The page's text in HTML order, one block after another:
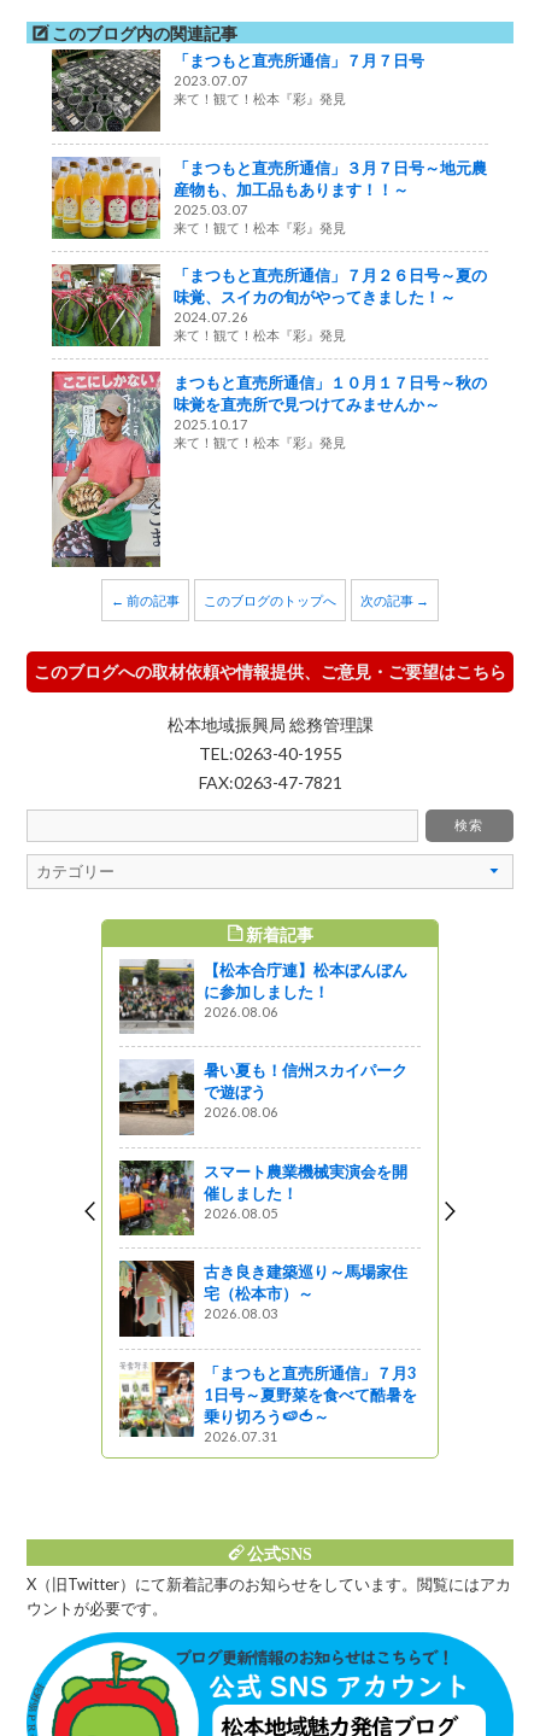
このブログ内の関連記事
「まつもと直売所通信」７月７日号
2023.07.07
来て！観て！松本『彩』発見
「まつもと直売所通信」３月７日号～地元農
産物も、加工品もあります！！～
2025.03.07
来て！観て！松本『彩』発見
「まつもと直売所通信」７月２６日号～夏の
味覚、スイカの旬がやってきました！～
2024.07.26
来て！観て！松本『彩』発見
まつもと直売所通信」１０月１７日号～秋の
味覚を直売所で見つけてみませんか～
2025.10.17
来て！観て！松本『彩』発見
← 前の記事 このブログのトップへ 次の記事 →
このブログへの取材依頼や情報提供、ご意見・ご要望はこちら
松本地域振興局 総務管理課
TEL:0263-40-1955
FAX:0263-47-7821
新着記事
【松本合庁連】松本ぼんぼん
に参加しました！
2026.08.06
暑い夏も！信州スカイパーク
で遊ぼう
2026.08.06
スマート農業機械実演会を開
催しました！
2026.08.05
古き良き建築巡り～馬場家住
宅（松本市）～
2026.08.03
「まつもと直売所通信」７月3
1日号～夏野菜を食べて酷暑を
乗り切ろう🍉🍅～
2026.07.31
公式SNS
X（旧Twitter）にて新着記事のお知らせをしています。閲覧にはアカ
ウントが必要です。